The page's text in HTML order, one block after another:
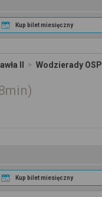
Kup bilet miesięczny
II Wodzierady OSP
Kup bilet miesięczny